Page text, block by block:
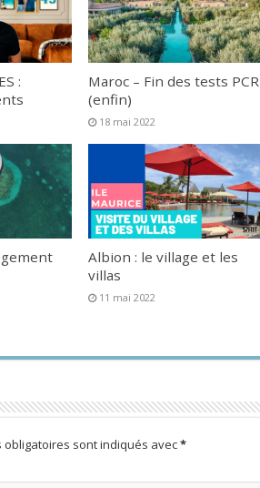
:
Maroc – Fin des tests PCR
(enfin)
18 mai 2022
Albion : le village et les
villas
11 mai 2022
obligatoires sont indiqués avec*